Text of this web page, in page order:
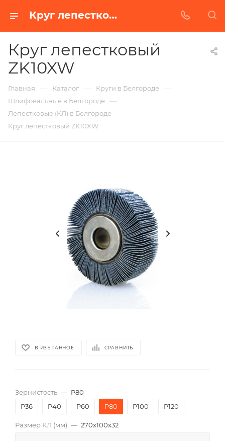
Круг лепестковый ZK10XW в Белгороде | Купить по недорогой цене от Абразивного Завода
Круг лепестковый
ZK10XW
Главная — Каталог — Круги в Белгороде —
Шлифовальные в Белгороде —
Лепестковые (КЛ) в Белгороде —
Круг лепестковый ZK10XW
В ИЗБРАННОЕ СРАВНИТЬ
Зернистость — P80
P36
P40 P60 P80 P100 P120
Размер КЛ (мм) — 270x100x32